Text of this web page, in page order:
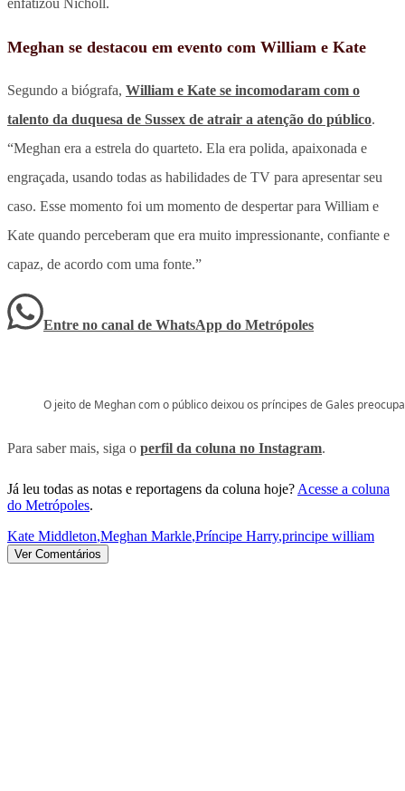
Meghan se destacou em evento com William e Kate
Segundo a biógrafa, William e Kate se incomodaram com o
talento da duquesa de Sussex de atrair a atenção do público.
“Meghan era a estrela do quarteto. Ela era polida, apaixonada e
engraçada, usando todas as habilidades de TV para apresentar seu
caso. Esse momento foi um momento de despertar para William e
Kate quando perceberam que era muito impressionante, confiante e
capaz, de acordo com uma fonte.”
Entre no canal de WhatsApp do Metrópoles
O jeito de Meghan com o público deixou os príncipes de Gales
Para saber mais, siga o perfil da coluna no Instagram.
Já leu todas as notas e reportagens da coluna hoje? Acesse a coluna
do Metrópoles.
Kate Middleton,Meghan Markle,Príncipe Harry,principe william
Ver Comentários